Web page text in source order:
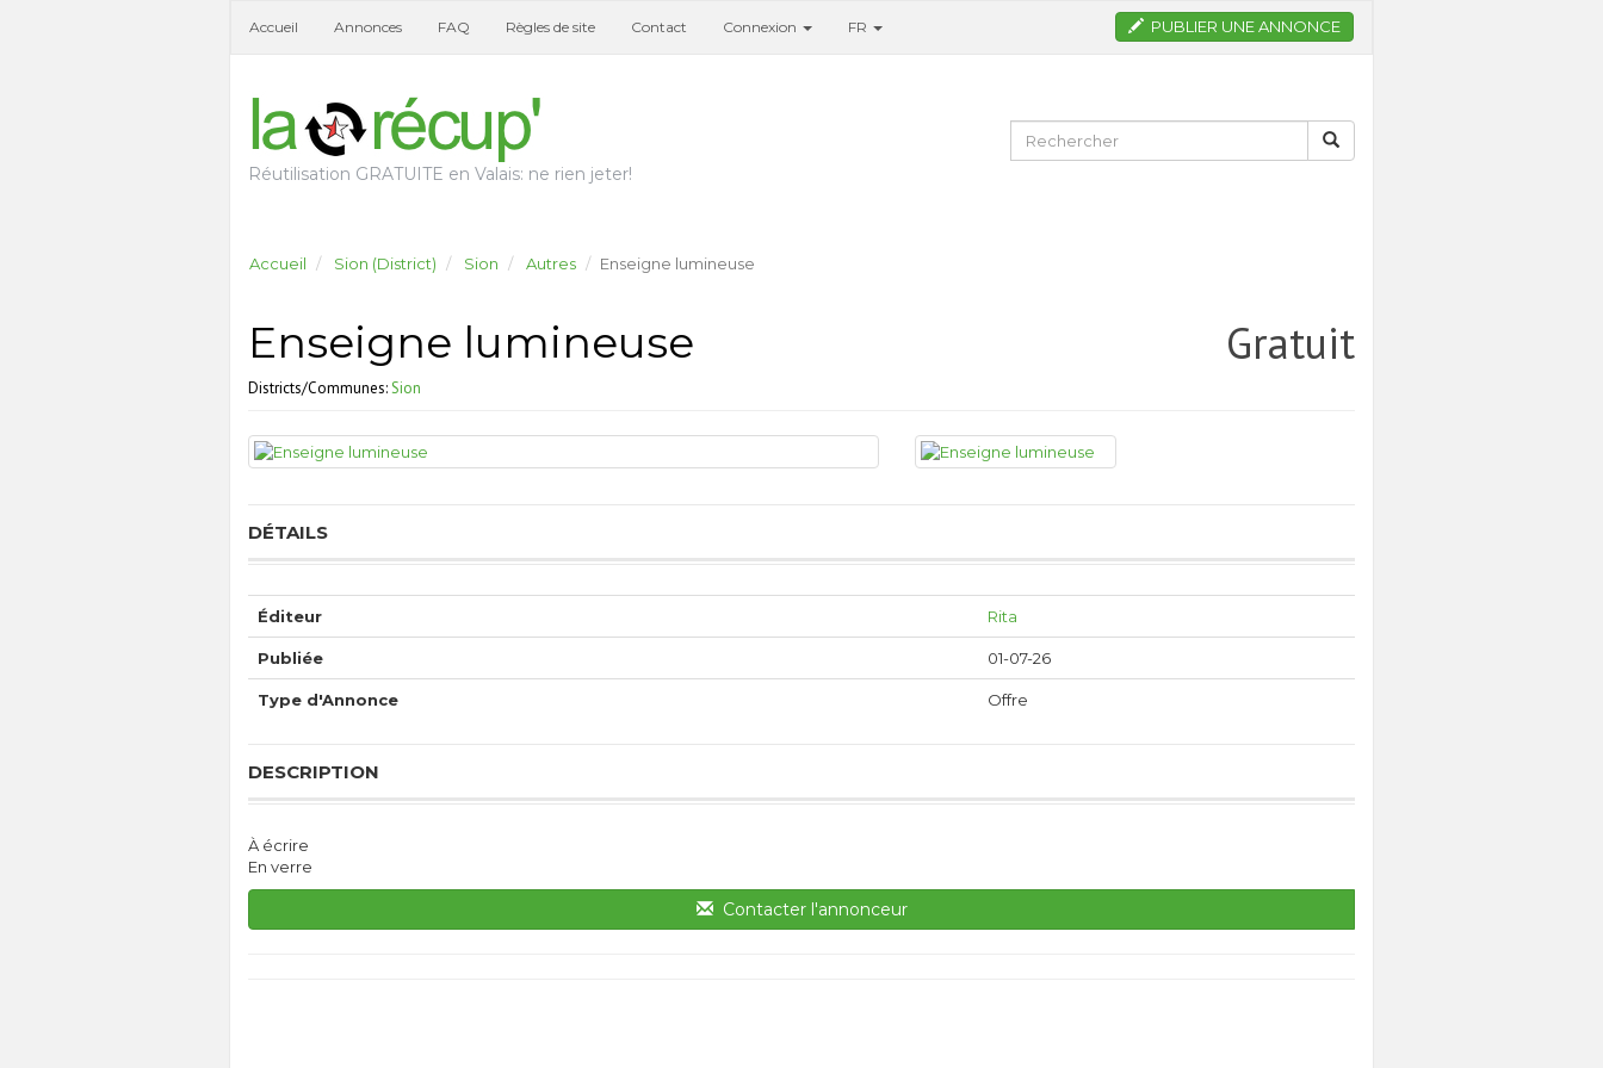
Accueil Annonces FAQ Règles de site Contact Connexion FR PUBLIER UNE ANNONCE
Réutilisation GRATUITE en Valais: ne rien jeter!
Accueil Sion (District) Sion Autres Enseigne lumineuse
Gratuit
Enseigne lumineuse
Districts/Communes:Sion
DÉTAILS
Éditeur Rita
Publiée 01-07-26
Type d'Annonce Offre
DESCRIPTION
À écrire
En verre
Contacter l'annonceur